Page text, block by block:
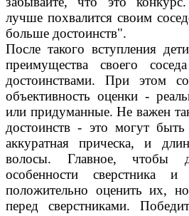
лучше похвалится своим
больше достоинств".
После такого вступления
преимущества своего
достоинствами. При этом
объективность оценки -
или придуманные. Не важен
достоинств - это могут
аккуратная прическа, и
волосы. Главное, чтобы
особенности сверстника
положительно оценить их,
перед сверстниками.